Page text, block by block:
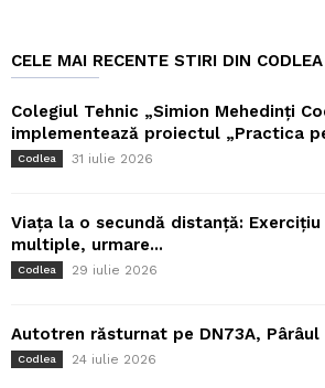
CELE MAI RECENTE STIRI DIN CODLEA
Colegiul Tehnic „Simion Mehedinți
implementează proiectul „Practica
Codlea 31 iulie 2026
Viața la o secundă distanță: Exercițiu
multiple, urmare...
Codlea 29 iulie 2026
Autotren răsturnat pe DN73A, Pârâul
Codlea 24 iulie 2026